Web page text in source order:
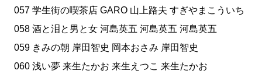
057 学生街の喫茶店 GARO 山上路夫 すぎやまこういち
058 酒と泪と男と女 河島英五 河島英五 河島英五
059 きみの朝 岸田智史 岡本おさみ 岸田智史
060 浅い夢 来生たかお 来生えつこ 来生たかお